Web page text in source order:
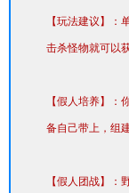
【玩法建议】：
击杀怪物就可以
【假人培养】
备自己带上，组
【假人团战】：